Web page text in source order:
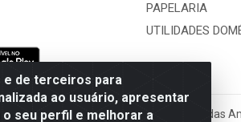
de terceiros para
ao usuário, apresentar
seu perfil e melhorar a
PAPELARIA
UTILIDADES
- Avenida Universitária, nº 3860, Jardim das